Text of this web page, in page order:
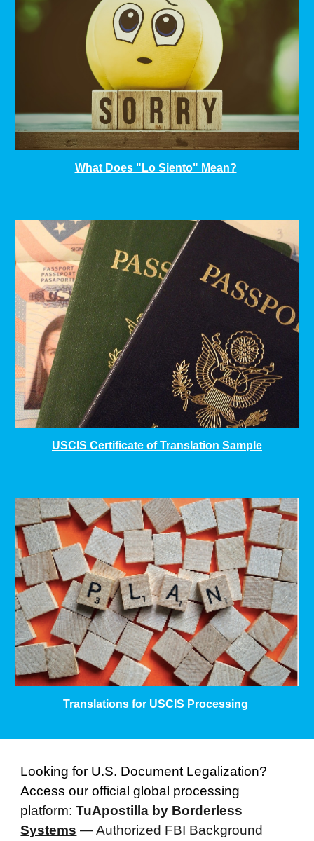
What Does "Lo Siento" Mean?
USCIS Certificate of Translation Sample
Translations for USCIS Processing
Looking for U.S. Document Legalization?
Access our official global processing
platform: TuApostilla by Borderless
Systems — Authorized FBI Background